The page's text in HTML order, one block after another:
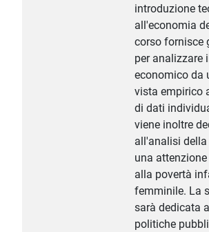
introduzione
all'economia
corso fornisce
per analizzare
economico da
vista empirico
di dati
viene inoltre
all'analisi
una
alla povertà
femminile. La
sarà dedicata
politiche